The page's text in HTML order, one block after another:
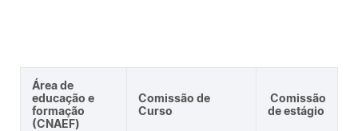
Área de
educação e
formação
(CNAEF)
Comissão de
Curso
Comissão
de estágio